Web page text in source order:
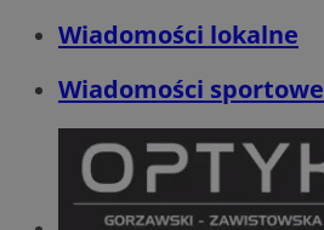
Wiadomości lokalne
Wiadomości sportowe